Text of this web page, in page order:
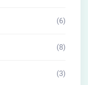
(6)
(8)
(3)